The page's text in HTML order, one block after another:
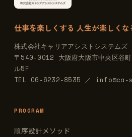
仕事を楽しくする 人生が楽しくな
株式会社キャリアアシストシステムズ
〒540-0012 大阪府大阪市中央区谷
ル5F
TEL 06-6232-8535 ／
PROGRAM
順序設計メソッド